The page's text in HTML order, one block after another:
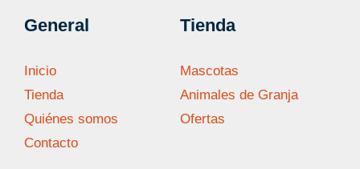
General
Inicio
Tienda
Quiénes somos
Contacto
Tienda
Mascotas
Animales de Granja
Ofertas